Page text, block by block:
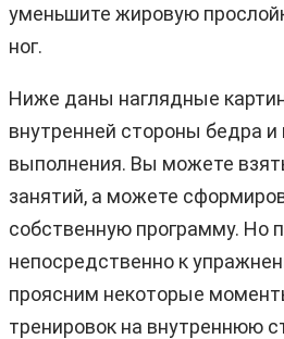
уменьшите жировую
ног.
Ниже даны наглядные
внутренней стороны бедра
выполнения. Вы можете
занятий, а можете
собственную программу. Но
непосредственно к
проясним некоторые
тренировок на внутреннюю